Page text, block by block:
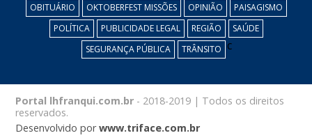
OBITUÁRIO
OKTOBERFEST MISSÕES OPINIÃO
PAISAGISMO
POLÍTICA
PUBLICIDADE LEGAL REGIÃO
SAÚDE
SEGURANÇA PÚBLICA
TRÂNSITO c
Portal lhfranqui.com.br - 2018-2019 | Todos os direitos
reservados.
Desenvolvido porwww.triface.com.br